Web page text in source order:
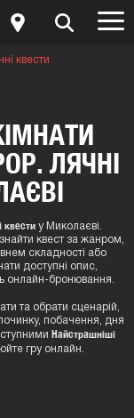
квести
ЛЯЧНІ
квести у Миколаєві.
квест за жанром,
складності або
доступні опис,
онлайн-бронювання.
та обрати сценарій,
побачення, дня
Найстрашніші
гру онлайн.